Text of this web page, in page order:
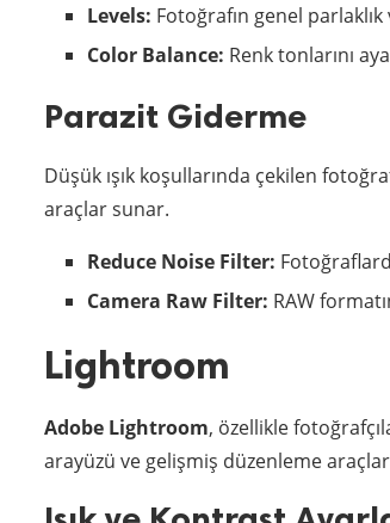
Levels: Fotoğrafın genel
Color Balance: Renk tonlarını
Parazit Giderme
Düşük ışık koşullarında çekilen
araçlar sunar.
Reduce Noise Filter:
Camera Raw Filter: RAW
Lightroom
Adobe Lightroom, özellikle
arayüzü ve gelişmiş düzenleme